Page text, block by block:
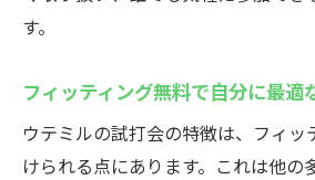
す。
フィッティング無料で自分に最適
ウテミルの試打会の特徴は、フィッ
けられる点にあります。これは他の